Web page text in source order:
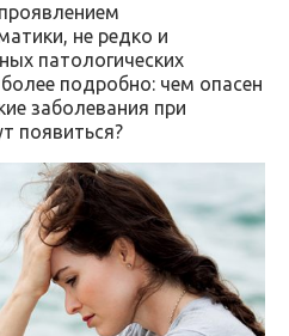
не редко и
патологических
подробно: чем опасен
заболевания при
появиться?